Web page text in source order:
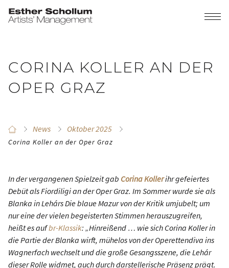
CORINA KOLLER AN DER
OPER GRAZ
News Oktober 2025
Corina Koller an der Oper Graz
In der vergangenen Spielzeit gab Corina Kollerihr gefeiertes
Debüt als Fiordiligi an der Oper Graz. Im Sommer wurde sie als
Blanka in LehársDie blaue Mazurvon der Kritik umjubelt; um
nur eine der vielen begeisterten Stimmen herauszugreifen,
heißt es aufbr-Klassik: „Hinreißend … wie sich Corina Koller in
die Partie der Blanka wirft, mühelos von der Operettendiva ins
Wagnerfach wechselt und die große Gesangsszene, die Lehár
dieser Rolle widmet, auch durch darstellerische Präsenz prägt.